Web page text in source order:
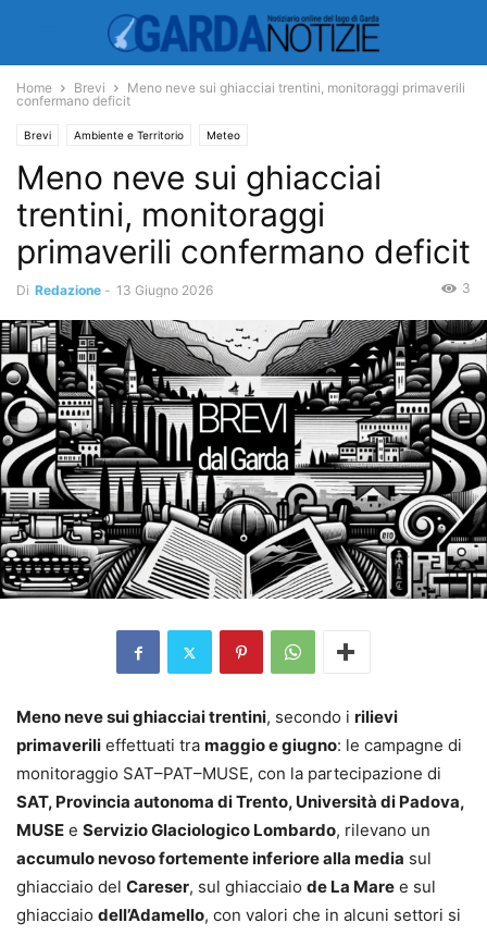
Home Brevi
Meno neve sui ghiacciai trentini, monitoraggi primaverili
confermano deficit
Brevi Ambiente e Territorio Meteo
Meno neve sui ghiacciai
trentini, monitoraggi
primaverili confermano deficit
Di Redazione - 13 Giugno 2026 3
Meno neve sui ghiacciai trentini, secondo i rilievi
primaverili effettuati tra maggio e giugno: le campagne di
monitoraggio SAT–PAT–MUSE, con la partecipazione di
SAT, Provincia autonoma di Trento, Università di Padova,
MUSE e Servizio Glaciologico Lombardo, rilevano un
accumulo nevoso fortemente inferiore alla media sul
ghiacciaio del Careser, sul ghiacciaio de La Mare e sul
ghiacciaio dell’Adamello, con valori che in alcuni settori si